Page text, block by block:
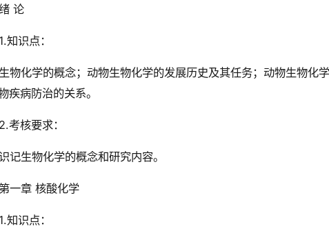
论
知识点：
物化学的概念；动物生物化学的发展历史及其任务；动物生物化
疾病防治的关系。
考核要求：
记生物化学的概念和研究内容。
一章 核酸化学
知识点：